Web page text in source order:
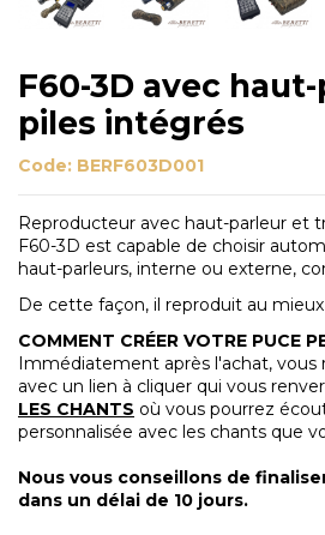
F60-3D avec
piles intégrés
Code: BERF603D001
Reproducteur avec haut-parleur et
F60-3D est capable de choisir
haut-parleurs, interne ou externe,
De cette façon, il reproduit au
COMMENT CRÉER VOTRE PUCE
Immédiatement après l'achat, vous
avec un lien à cliquer qui vous
LES CHANTS où vous pourrez
personnalisée avec les chants que
Nous vous conseillons de
dans un délai de 10 jours.